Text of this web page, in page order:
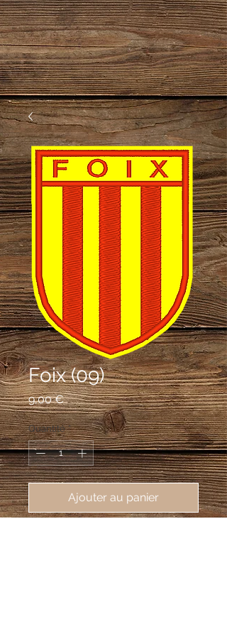
Foix (09)
9,00 €Prix
Quantité *
Ajouter au panier